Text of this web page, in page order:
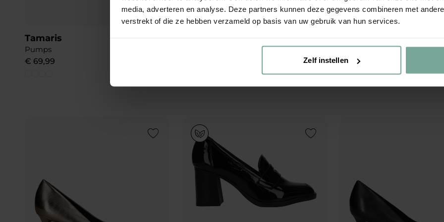
media, adverteren en analyse. Deze partners kunnen deze gegevens combineren met
verstrekt of die ze hebben verzameld op basis van uw gebruik van hun services.
Zelf instellen
Tamaris
Pumps
€ 69,99
€ 49, 99
Add to Wishlist Add to Wishlist